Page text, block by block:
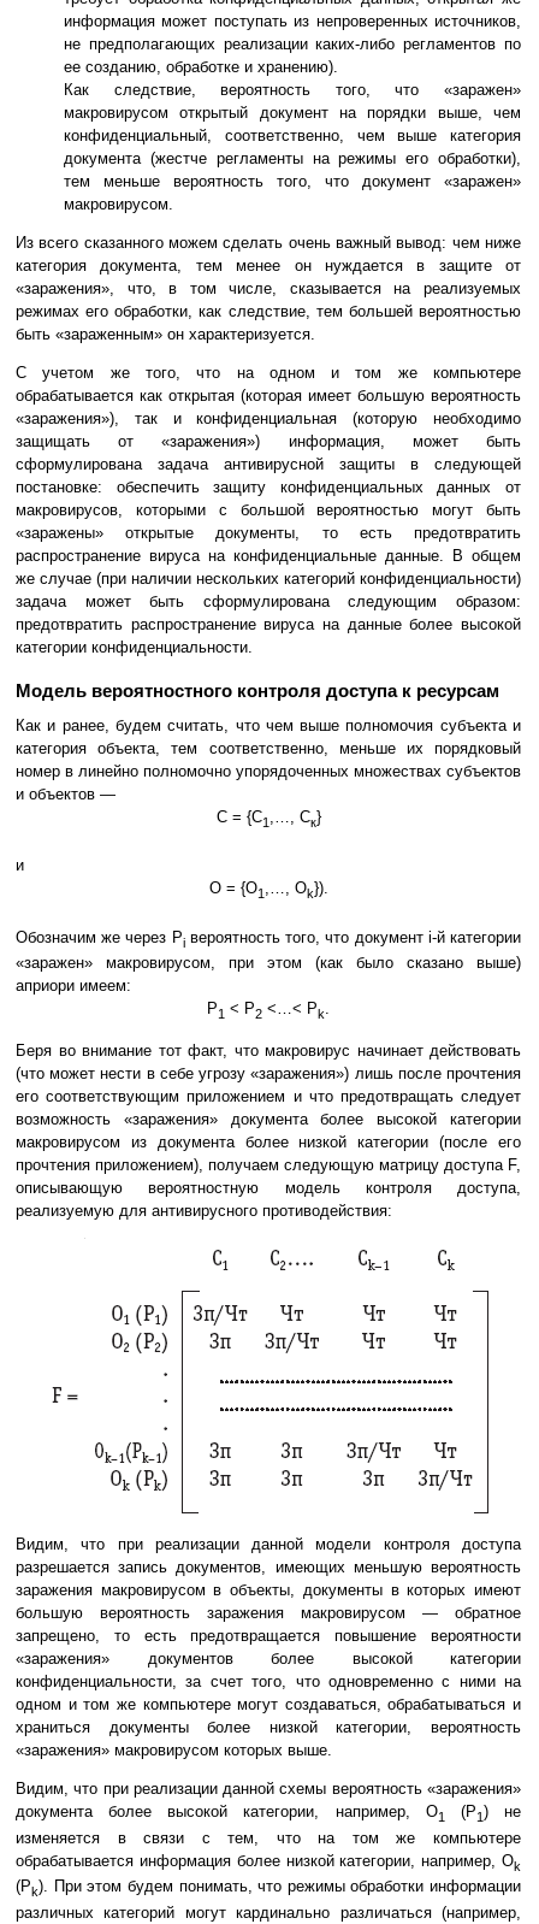
информация может поступать из непроверенных источников,
не предполагающих реализации каких-либо регламентов по
ее созданию, обработке и хранению).
Как следствие, вероятность того, что «заражен»
макровирусом открытый документ на порядки выше, чем
конфиденциальный, соответственно, чем выше категория
документа (жестче регламенты на режимы его обработки),
тем меньше вероятность того, что документ «заражен»
макровирусом.
Из всего сказанного можем сделать очень важный вывод: чем ниже
категория документа, тем менее он нуждается в защите от
«заражения», что, в том числе, сказывается на реализуемых
режимах его обработки, как следствие, тем большей вероятностью
быть «зараженным» он характеризуется.
С учетом же того, что на одном и том же компьютере
обрабатывается как открытая (которая имеет большую вероятность
«заражения»), так и конфиденциальная (которую необходимо
защищать от «заражения») информация, может быть
сформулирована задача антивирусной защиты в следующей
постановке: обеспечить защиту конфиденциальных данных от
макровирусов, которыми с большой вероятностью могут быть
«заражены» открытые документы, то есть предотвратить
распространение вируса на конфиденциальные данные. В общем
же случае (при наличии нескольких категорий конфиденциальности)
задача может быть сформулирована следующим образом:
предотвратить распространение вируса на данные более высокой
категории конфиденциальности.
Модель вероятностного контроля доступа к ресурсам
Как и ранее, будем считать, что чем выше полномочия субъекта и
категория объекта, тем соответственно, меньше их порядковый
номер в линейно полномочно упорядоченных множествах субъектов
и объектов —
С = {С1 ,…, Ск}
и
О = {О1 ,…, Оk}).
Обозначим же через Piвероятность того, что документ i-й категории
«заражен» макровирусом, при этом (как было сказано выше)
априори имеем:
P1 < P2 <…< Pk.
Беря во внимание тот факт, что макровирус начинает действовать
(что может нести в себе угрозу «заражения») лишь после прочтения
его соответствующим приложением и что предотвращать следует
возможность «заражения» документа более высокой категории
макровирусом из документа более низкой категории (после его
прочтения приложением), получаем следующую матрицу доступа F,
описывающую вероятностную модель контроля доступа,
реализуемую для антивирусного противодействия:
Видим, что при реализации данной модели контроля доступа
разрешается запись документов, имеющих меньшую вероятность
заражения макровирусом в объекты, документы в которых имеют
большую вероятность заражения макровирусом — обратное
запрещено, то есть предотвращается повышение вероятности
«заражения» документов более высокой категории
конфиденциальности, за счет того, что одновременно с ними на
одном и том же компьютере могут создаваться, обрабатываться и
храниться документы более низкой категории, вероятность
«заражения» макровирусом которых выше.
Видим, что при реализации данной схемы вероятность «заражения»
документа более высокой категории, например, O1 (P1) не
изменяется в связи с тем, что на том же компьютере
обрабатывается информация более низкой категории, например, Ok
(Pk). При этом будем понимать, что режимы обработки информации
различных категорий могут кардинально различаться (например,